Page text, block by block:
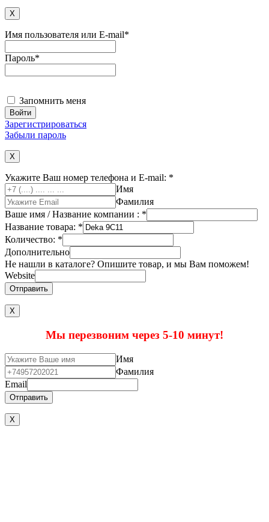
X
Имя пользователя или E-mail*
Пароль*
Запомнить меня
Зарегистрироваться
Забыли пароль
X
Укажите Ваш номер телефона и E-mail: *
Имя
Фамилия
Ваше имя / Название компании : *
Название товара: *
Количество: *
Дополнительно
Не нашли в каталоге? Опишите товар, и мы Вам поможем!
Website
Отправить
Х
Мы перезвоним через 5-10 минут!
Имя
Фамилия
Email
Отправить
X